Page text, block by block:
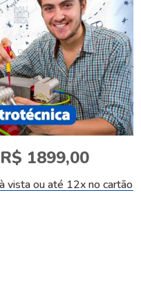
R$ 1899,00
vista ou até 12x no cartão